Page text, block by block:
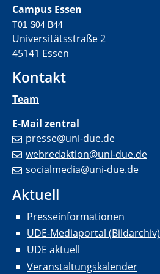
Campus Essen
T01 S04 B44
Universitätsstraße 2
45141 Essen
Kontakt
Team
E-Mail zentral
presse@uni-due.de
webredaktion@uni-due.de
socialmedia@uni-due.de
Aktuell
Presseinformationen
UDE-Mediaportal (Bildarchiv)
UDE aktuell
Veranstaltungskalender